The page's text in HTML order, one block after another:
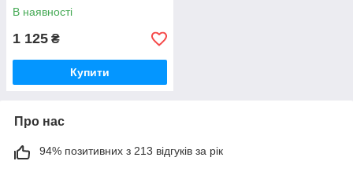
В наявності
1 125 ₴
Купити
Про нас
94% позитивних з 213 відгуків за рік